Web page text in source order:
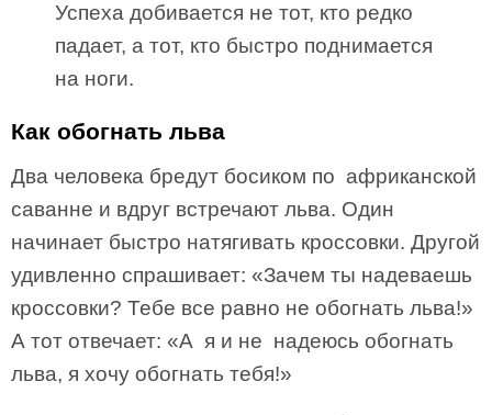
Успеха добивается не тот, кто редко
падает, а тот, кто быстро поднимается
на ноги.
Как обогнать льва
Два человека бредут босиком по африканской
саванне и вдруг встречают льва. Один
начинает быстро натягивать кроссовки. Другой
удивленно спрашивает: «Зачем ты надеваешь
кроссовки? Тебе все равно не обогнать льва!»
А тот отвечает: «А я и не надеюсь обогнать
льва, я хочу обогнать тебя!»